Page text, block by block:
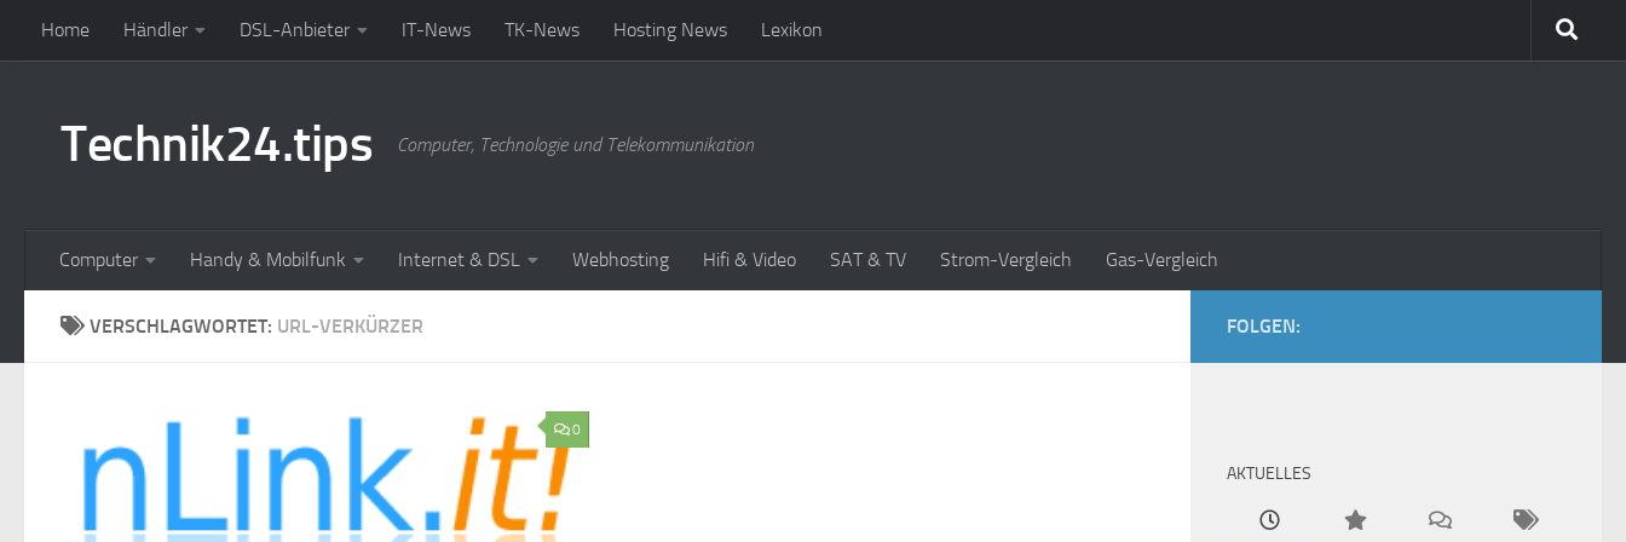
Zum Inhalt springen
Home Händler DSL-Anbieter IT-News TK-News Hosting News Lexikon
Technik24.tips Computer, Technologie und Telekommunikation
Computer Handy & Mobilfunk Internet & DSL Webhosting Hifi & Video SAT & TV Strom-Vergleich Gas-Vergleich
VERSCHLAGWORTET: URL-VERKÜRZER
0
FOLGEN:
AKTUELLES